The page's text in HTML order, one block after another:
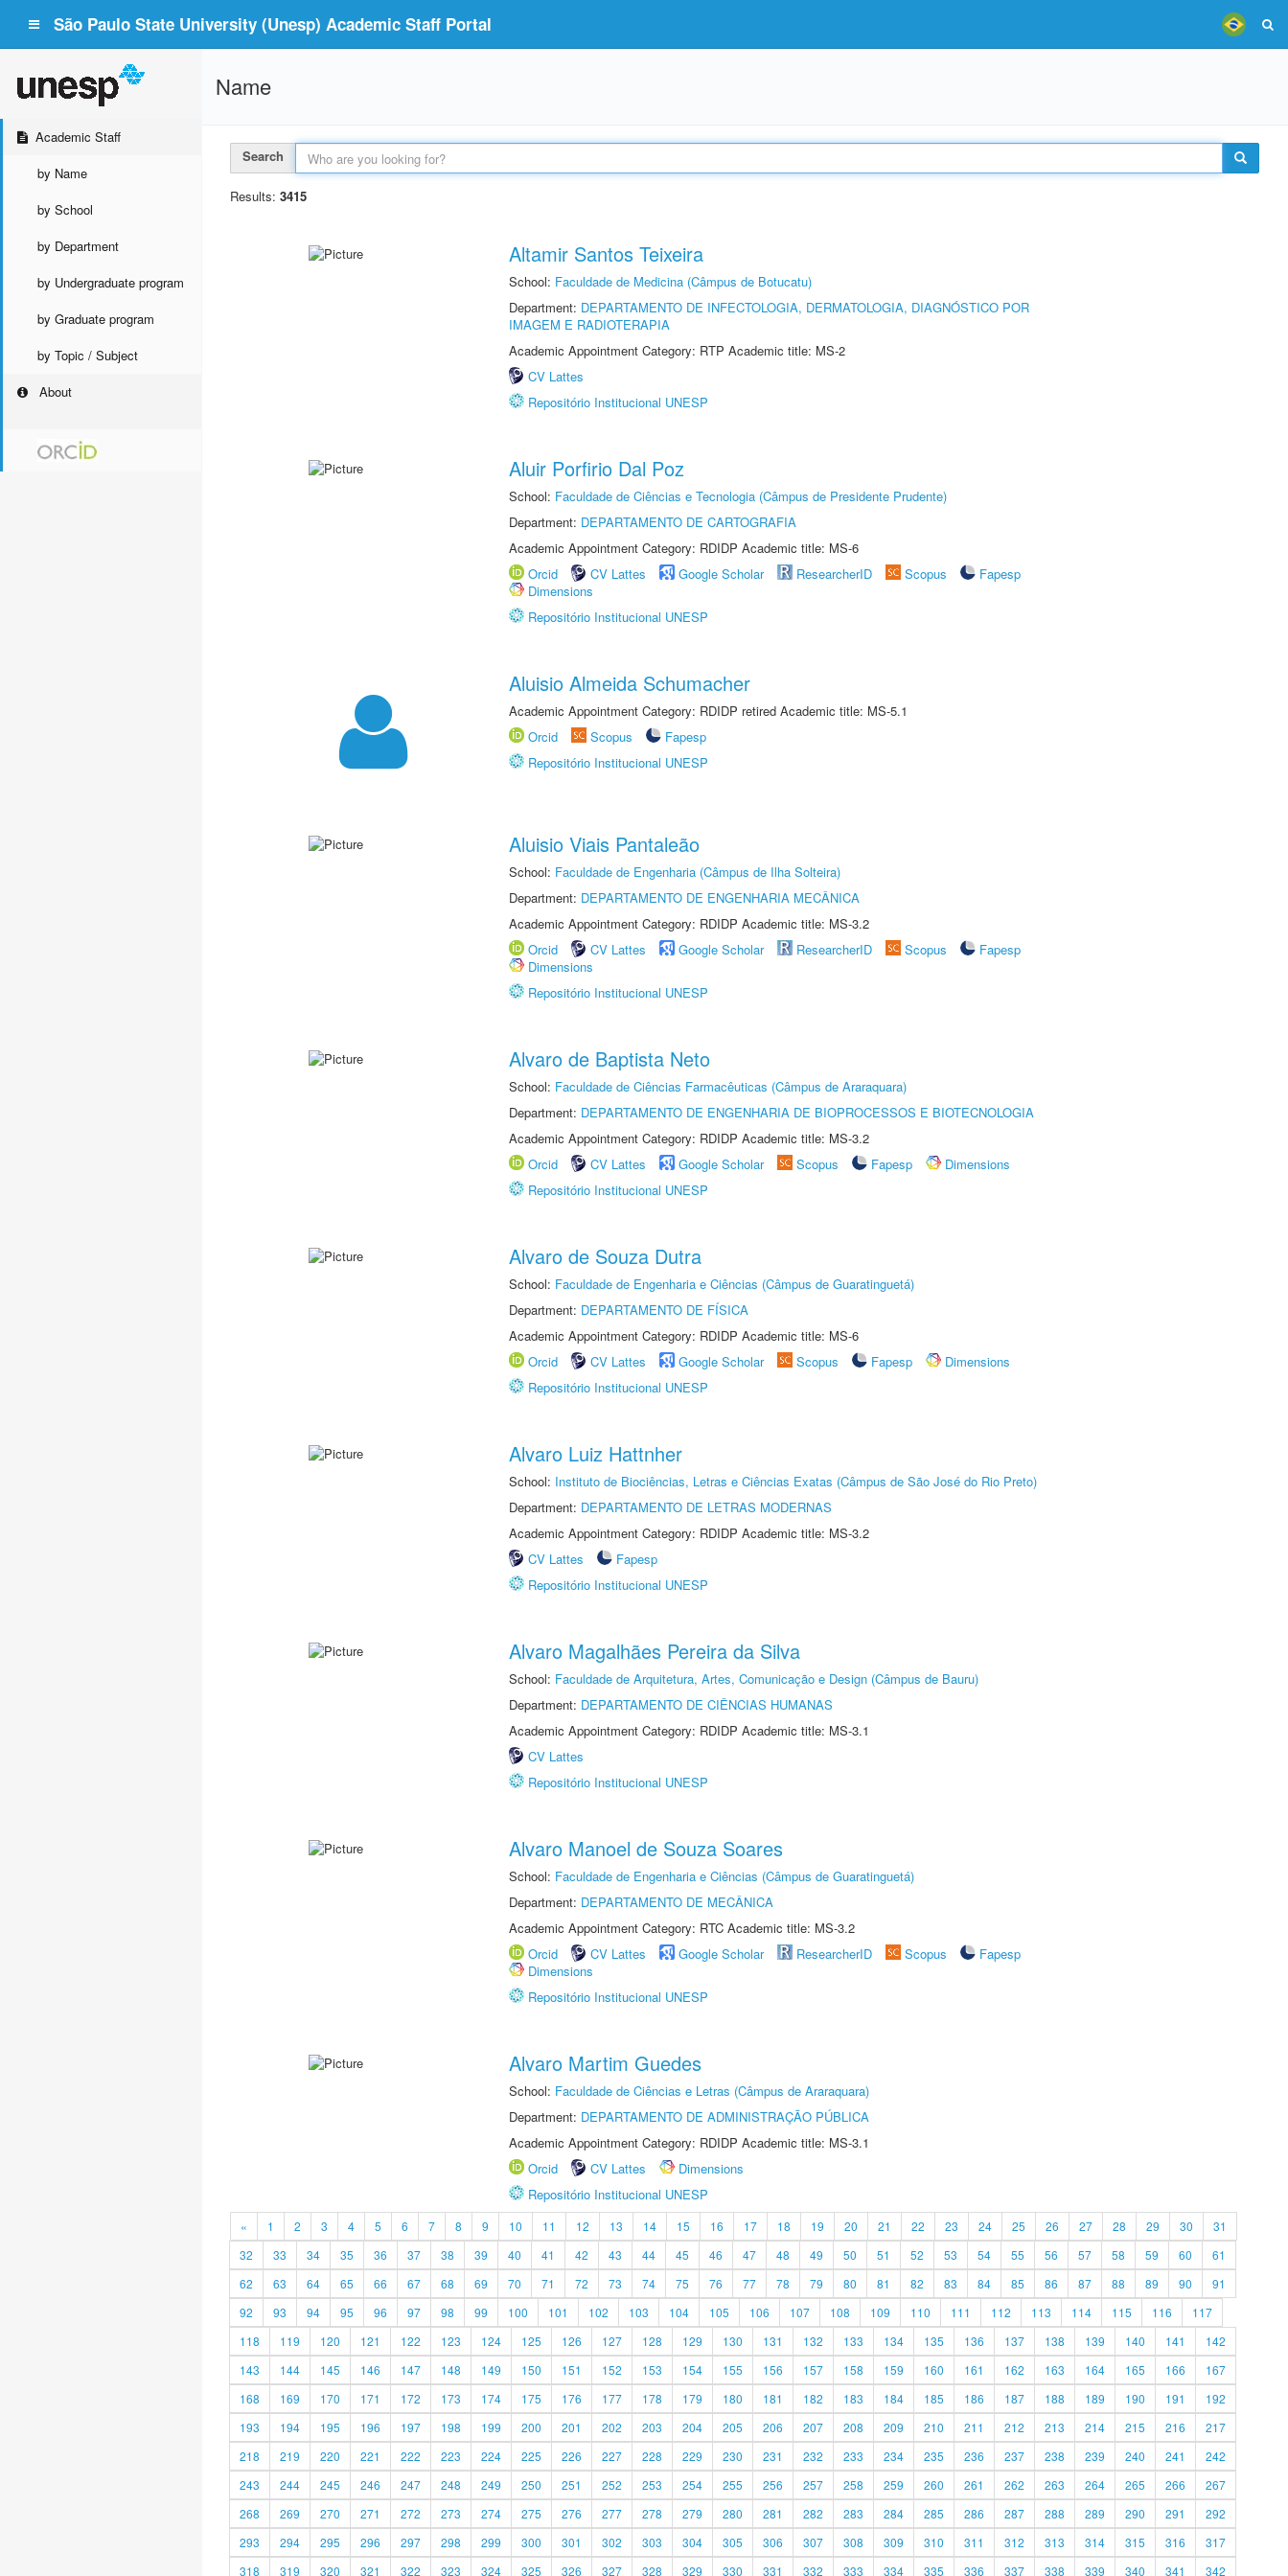
São Paulo State University (Unesp) Academic Staff Portal
Academic Staff
by Name
by School
by Department
by Undergraduate program
by Graduate program
by Topic / Subject
About
Name
Search
Results: 3415
Altamir Santos Teixeira
School: Faculdade de Medicina (Câmpus de Botucatu)
Department: DEPARTAMENTO DE INFECTOLOGIA, DERMATOLOGIA, DIAGNÓSTICO POR
IMAGEM E RADIOTERAPIA
Academic Appointment Category: RTP Academic title: MS-2
CV Lattes
Repositório Institucional UNESP
Aluir Porfirio Dal Poz
School: Faculdade de Ciências e Tecnologia (Câmpus de Presidente Prudente)
Department: DEPARTAMENTO DE CARTOGRAFIA
Academic Appointment Category: RDIDP Academic title: MS-6
Orcid
CV Lattes Google Scholar ResearcherID Scopus
Fapesp
Dimensions
Repositório Institucional UNESP
Aluisio Almeida Schumacher
Academic Appointment Category: RDIDP retired Academic title: MS-5.1
Orcid
Scopus
Fapesp
Repositório Institucional UNESP
Aluisio Viais Pantaleão
School: Faculdade de Engenharia (Câmpus de Ilha Solteira)
Department: DEPARTAMENTO DE ENGENHARIA MECÂNICA
Academic Appointment Category: RDIDP Academic title: MS-3.2
Orcid
CV Lattes Google Scholar ResearcherID Scopus
Fapesp
Dimensions
Repositório Institucional UNESP
Alvaro de Baptista Neto
School: Faculdade de Ciências Farmacêuticas (Câmpus de Araraquara)
Department: DEPARTAMENTO DE ENGENHARIA DE BIOPROCESSOS E BIOTECNOLOGIA
Academic Appointment Category: RDIDP Academic title: MS-3.2
Orcid
CV Lattes Google Scholar Scopus Fapesp
Dimensions
Repositório Institucional UNESP
Alvaro de Souza Dutra
School: Faculdade de Engenharia e Ciências (Câmpus de Guaratinguetá)
Department: DEPARTAMENTO DE FÍSICA
Academic Appointment Category: RDIDP Academic title: MS-6
Orcid
CV Lattes Google Scholar Scopus Fapesp
Dimensions
Repositório Institucional UNESP
Alvaro Luiz Hattnher
School: Instituto de Biociências, Letras e Ciências Exatas (Câmpus de São José do Rio Preto)
Department: DEPARTAMENTO DE LETRAS MODERNAS
Academic Appointment Category: RDIDP Academic title: MS-3.2
CV Lattes
Fapesp
Repositório Institucional UNESP
Alvaro Magalhães Pereira da Silva
School: Faculdade de Arquitetura, Artes, Comunicação e Design (Câmpus de Bauru)
Department: DEPARTAMENTO DE CIÊNCIAS HUMANAS
Academic Appointment Category: RDIDP Academic title: MS-3.1
CV Lattes
Repositório Institucional UNESP
Alvaro Manoel de Souza Soares
School: Faculdade de Engenharia e Ciências (Câmpus de Guaratinguetá)
Department: DEPARTAMENTO DE MECÂNICA
Academic Appointment Category: RTC Academic title: MS-3.2
Orcid
CV Lattes Google Scholar ResearcherID Scopus
Fapesp
Dimensions
Repositório Institucional UNESP
Alvaro Martim Guedes
School: Faculdade de Ciências e Letras (Câmpus de Araraquara)
Department: DEPARTAMENTO DE ADMINISTRAÇÃO PÚBLICA
Academic Appointment Category: RDIDP Academic title: MS-3.1
Orcid
CV Lattes
Dimensions
Repositório Institucional UNESP
« 1 2 3 4 5 6 7 8 9 10 11 12 13 14 15 16 17 18 19 20 21 22 23 24 25 26 27 28 29 30
31
32
33 34 35 36 37 38 39 40 41 42 43 44 45 46 47 48 49 50 51 52 53 54 55 56 57 58 59 60
61
62
63 64 65 66 67 68 69 70 71 72 73 74 75 76 77 78 79 80 81 82 83 84 85 86 87 88 89 90
91
92
93 94 95 96 97 98 99 100 101 102 103 104 105 106 107 108 109 110 111 112 113 114 115 116
117
118
119 120 121 122 123 124 125 126 127 128 129 130 131 132 133 134 135 136 137 138 139 140 141
142
143
144 145 146 147 148 149 150 151 152 153 154 155 156 157 158 159 160 161 162 163 164 165 166
167
168
169 170 171 172 173 174 175 176 177 178 179 180 181 182 183 184 185 186 187 188 189 190 191
192
193
194 195 196 197 198 199 200 201 202 203 204 205 206 207 208 209 210 211 212 213 214 215 216
217
218
219 220 221 222 223 224 225 226 227 228 229 230 231 232 233 234 235 236 237 238 239 240 241
242
243
244 245 246 247 248 249 250 251 252 253 254 255 256 257 258 259 260 261 262 263 264 265 266
267
268
269 270 271 272 273 274 275 276 277 278 279 280 281 282 283 284 285 286 287 288 289 290 291
292
293
294 295 296 297 298 299 300 301 302 303 304 305 306 307 308 309 310 311 312 313 314 315 316
317
318
319 320 321 322 323 324 325 326 327 328 329 330 331 332 333 334 335 336 337 338 339 340 341 342